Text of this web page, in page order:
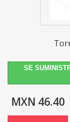
SE
MXN 46.40